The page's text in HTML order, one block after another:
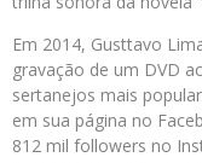
Em 2014, Gusttavo
gravação de um DVD
sertanejos mais
em sua página no
812 mil followers no